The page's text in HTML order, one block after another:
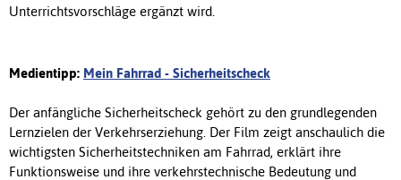
Unterrichtsvorschläge ergänzt wird.
Medientipp: Mein Fahrrad - Sicherheitscheck
Der anfängliche Sicherheitscheck gehört zu den grundlegenden
Lernzielen der Verkehrserziehung. Der Film zeigt anschaulich die
wichtigsten Sicherheitstechniken am Fahrrad, erklärt ihre
Funktionsweise und ihre verkehrstechnische Bedeutung und